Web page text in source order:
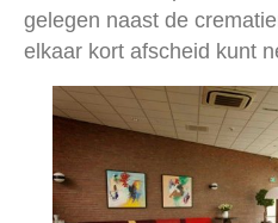
gelegen naast de
elkaar kort afscheid kunt